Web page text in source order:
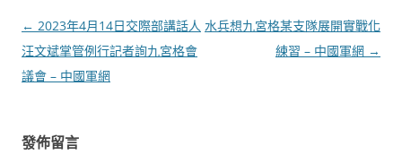
文
章
導
← 2023年4月14日交際部講話人
汪文斌掌管例行記者詢九宮格會
議會 – 中國軍網
水兵想九宮格某支隊展開實戰化
練習 – 中國軍網 →
發佈留言